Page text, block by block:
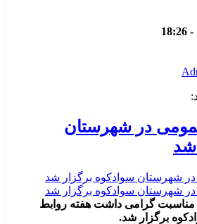
در شهرستان
شد
گرامی داشت هفته روابط
برگزار شد.